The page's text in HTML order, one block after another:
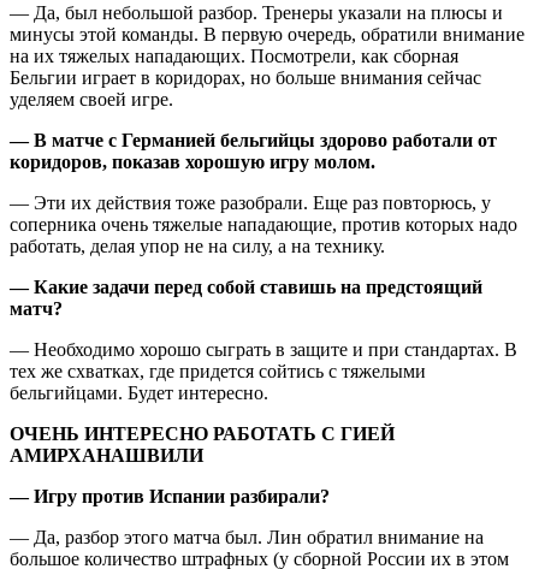
— Да, был небольшой разбор. Тренеры указали на плюсы и
минусы этой команды. В первую очередь, обратили внимание
на их тяжелых нападающих. Посмотрели, как сборная
Бельгии играет в коридорах, но больше внимания сейчас
уделяем своей игре.
— В матче с Германией бельгийцы здорово работали от
коридоров, показав хорошую игру молом.
— Эти их действия тоже разобрали. Еще раз повторюсь, у
соперника очень тяжелые нападающие, против которых надо
работать, делая упор не на силу, а на технику.
— Какие задачи перед собой ставишь на предстоящий
матч?
— Необходимо хорошо сыграть в защите и при стандартах. В
тех же схватках, где придется сойтись с тяжелыми
бельгийцами. Будет интересно.
ОЧЕНЬ ИНТЕРЕСНО РАБОТАТЬ С ГИЕЙ
АМИРХАНАШВИЛИ
— Игру против Испании разбирали?
— Да, разбор этого матча был. Лин обратил внимание на
большое количество штрафных (у сборной России их в этом